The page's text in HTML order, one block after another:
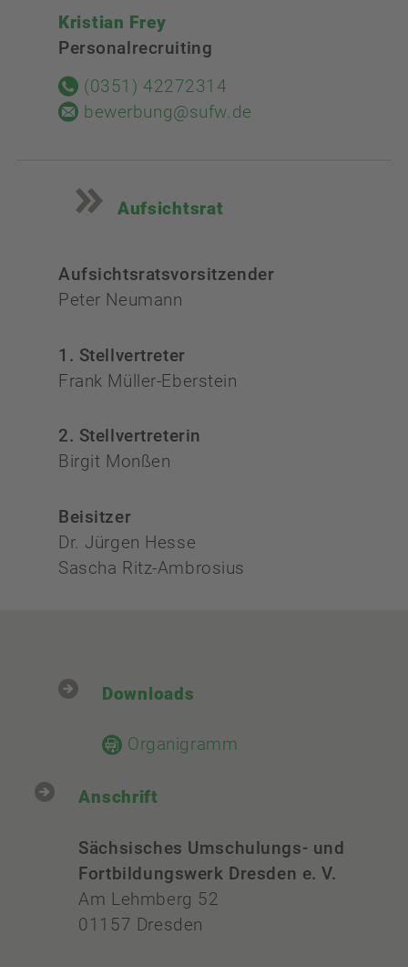
Kristian Frey
Personalrecruiting
(0351) 42272314
bewerbung@sufw.de
Aufsichtsrat
Aufsichtsratsvorsitzender
Peter Neumann
1. Stellvertreter
Frank Müller-Eberstein
2. Stellvertreterin
Birgit Monßen
Beisitzer
Dr. Jürgen Hesse
Sascha Ritz-Ambrosius
Downloads
Organigramm
Anschrift
Sächsisches Umschulungs- und
Fortbildungswerk Dresden e. V.
Am Lehmberg 52
01157 Dresden